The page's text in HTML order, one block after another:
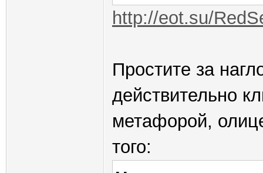
http://eot.su/
Простите за
действительно
метафорой,
того: